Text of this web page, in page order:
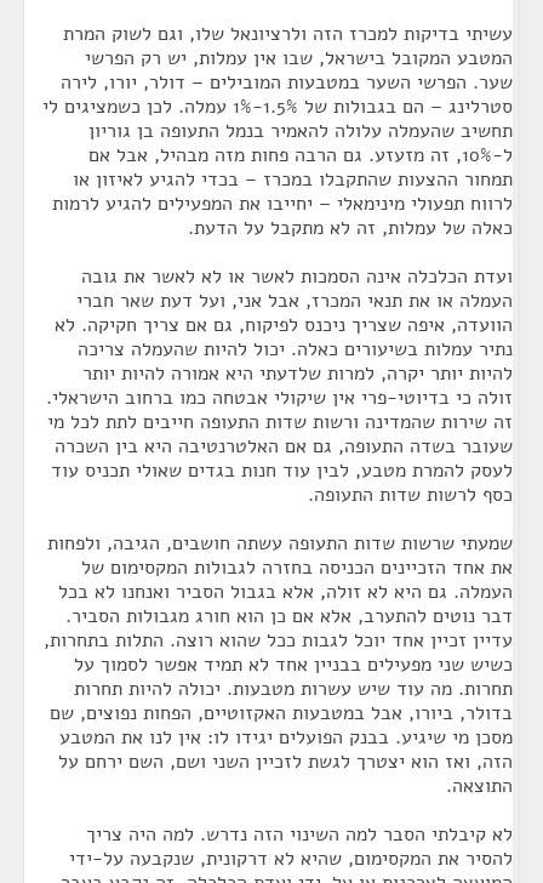
עשיתי בדיקות למכרז הזה ולרציונאל שלו, וגם לשוק המרת
המטבע המקובל בישראל, שבו אין עמלות, יש רק הפרשי
שער. הפרשי השער במטבעות המובילים – דולר, יורו, לירה
סטרלינג – הם בגבולות של 1.5%-1% עמלה. לכן כשמציגים לי
תחשיב שהעמלה עלולה להאמיר בנמל התעופה בן גוריון
ל-10%, זה מזעזע. גם הרבה פחות מזה מבהיל, אבל אם
תמחור ההצעות שהתקבלו במכרז – בכדי להגיע לאיזון או
לרווח תפעולי מינימאלי – יחייבו את המפעילים להגיע לרמות
כאלה של עמלות, זה לא מתקבל על הדעת.
ועדת הכלכלה אינה הסמכות לאשר או לא לאשר את גובה
העמלה או את תנאי המכרז, אבל אני, ועל דעת שאר חברי
הוועדה, איפה שצריך ניכנס לפיקוח, גם אם צריך חקיקה. לא
נתיר עמלות בשיעורים כאלה. יכול להיות שהעמלה צריכה
להיות יותר יקרה, למרות שלדעתי היא אמורה להיות יותר
זולה כי בדיוטי-פרי אין שיקולי אבטחה כמו ברחוב הישראלי.
זה שירות שהמדינה ורשות שדות התעופה חייבים לתת לכל מי
שעובר בשדה התעופה, גם אם האלטרנטיבה היא בין השכרה
לעסק להמרת מטבע, לבין עוד חנות בגדים שאולי תכניס עוד
כסף לרשות שדות התעופה.
שמעתי שרשות שדות התעופה עשתה חושבים, הגיבה, ולפחות
את אחד הזכיינים הכניסה בחזרה לגבולות המקסימום של
העמלה. גם היא לא זולה, אלא בגבול הסביר ואנחנו לא בכל
דבר נוטים להתערב, אלא אם כן הוא חורג מגבולות הסביר.
עדיין זכיין אחד יוכל לגבות ככל שהוא רוצה. התלות בתחרות,
כשיש שני מפעילים בבניין אחד לא תמיד אפשר לסמוך על
תחרות. מה עוד שיש עשרות מטבעות. יכולה להיות תחרות
בדולר, ביורו, אבל במטבעות האקזוטיים, הפחות נפוצים, שם
מסכן מי שיגיע. בבנק הפועלים יגידו לו: אין לנו את המטבע
הזה, ואז הוא יצטרך לגשת לזכיין השני ושם, השם ירחם על
התוצאה.
לא קיבלתי הסבר למה השינוי הזה נדרש. למה היה צריך
להסיר את המקסימום, שהיא לא דרקונית, שנקבעה על-ידי